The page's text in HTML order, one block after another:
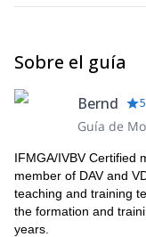
Sobre el guía
Bernd
Guía de
IFMGA/IVBV Certified
member of DAV and
teaching and training
the formation and
years.